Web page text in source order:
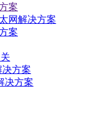
案
网解决方案
案
决方案
决方案